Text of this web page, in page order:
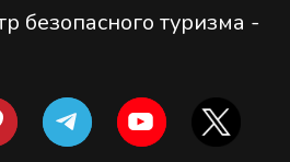
безопасного туризма -